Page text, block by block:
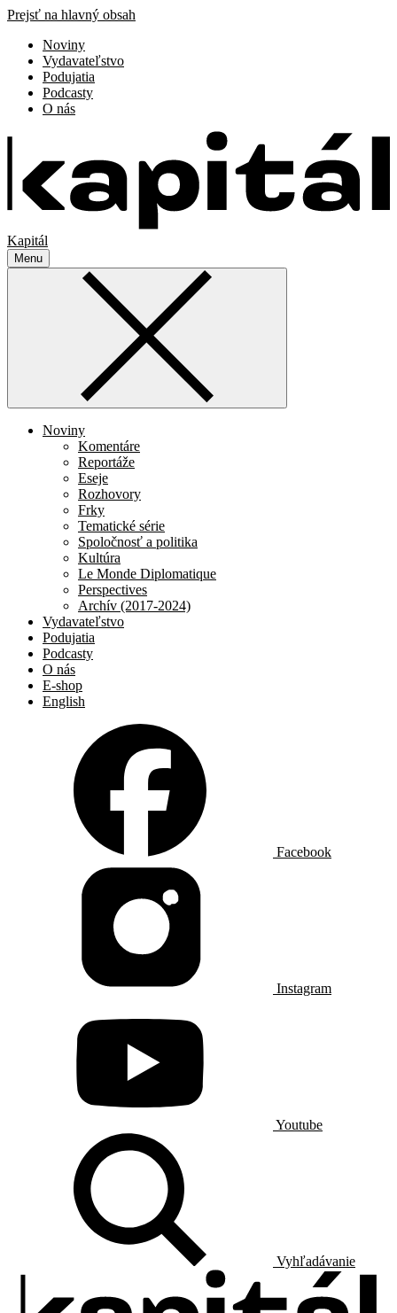
Prejsť na hlavný obsah
Noviny
Vydavateľstvo
Podujatia
Podcasty
O nás
Kapitál
Menu
Noviny
Komentáre
Reportáže
Eseje
Rozhovory
Frky
Tematické série
Spoločnosť a politika
Kultúra
Le Monde Diplomatique
Perspectives
Archív (2017-2024)
Vydavateľstvo
Podujatia
Podcasty
O nás
E-shop
English
Facebook
Instagram
Youtube
Vyhľadávanie